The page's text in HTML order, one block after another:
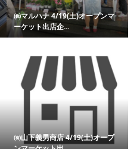
㈱マルハナ 4/19(土)オープンマ
ーケット出店企...
㈲山下義男商店 4/19(土)オープ